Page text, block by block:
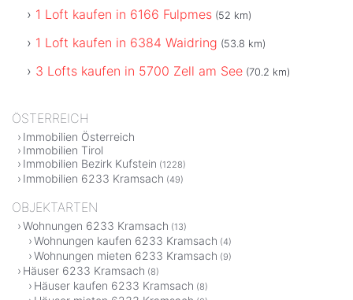
1 Loft kaufen in 6166 Fulpmes (52 km)
1 Loft kaufen in 6384 Waidring (53.8 km)
3 Lofts kaufen in 5700 Zell am See (70.2 km)
ÖSTERREICH
Immobilien Österreich
Immobilien Tirol
Immobilien Bezirk Kufstein (1228)
Immobilien 6233 Kramsach (49)
OBJEKTARTEN
Wohnungen 6233 Kramsach (13)
Wohnungen kaufen 6233 Kramsach (4)
Wohnungen mieten 6233 Kramsach (9)
Häuser 6233 Kramsach (8)
Häuser kaufen 6233 Kramsach (8)